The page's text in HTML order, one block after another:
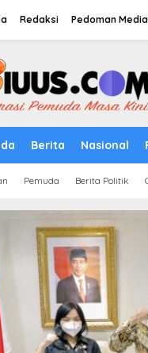
Redaksi Pedoman
Berita Nasional
Pemuda Berita Politik